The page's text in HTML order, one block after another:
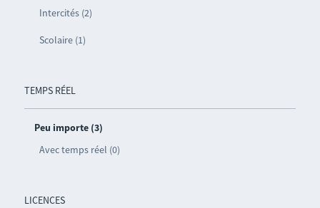
Intercités (2)
Scolaire (1)
TEMPS RÉEL
Peu importe (3)
Avec temps réel (0)
LICENCES